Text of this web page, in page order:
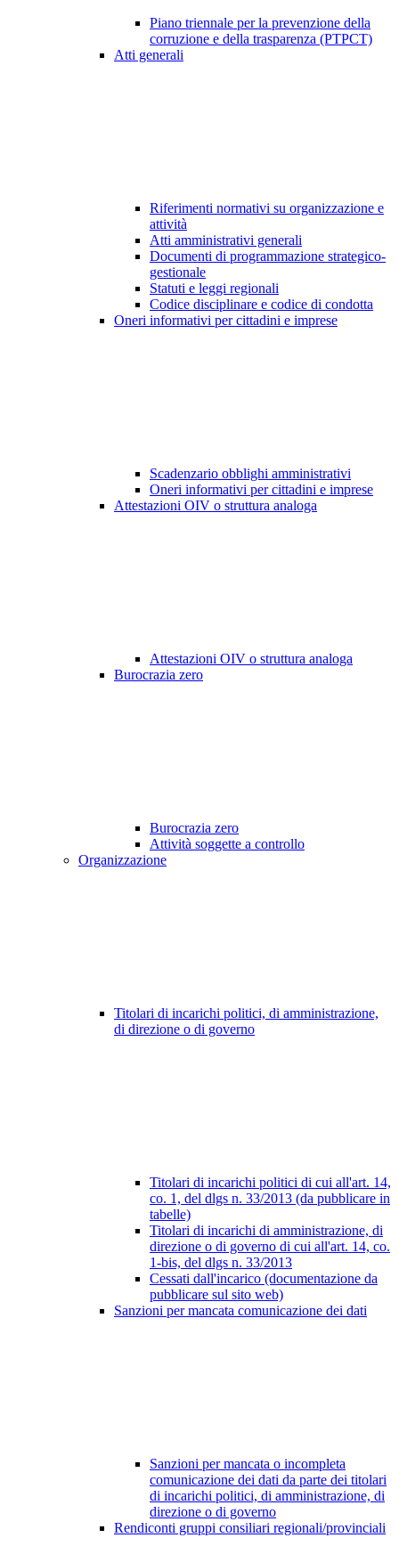
Piano triennale per la prevenzione della
corruzione e della trasparenza (PTPCT)
Atti generali
Riferimenti normativi su organizzazione e
attività
Atti amministrativi generali
Documenti di programmazione strategico-
gestionale
Statuti e leggi regionali
Codice disciplinare e codice di condotta
Oneri informativi per cittadini e imprese
Scadenzario obblighi amministrativi
Oneri informativi per cittadini e imprese
Attestazioni OIV o struttura analoga
Attestazioni OIV o struttura analoga
Burocrazia zero
Burocrazia zero
Attività soggette a controllo
Organizzazione
Titolari di incarichi politici, di amministrazione,
di direzione o di governo
Titolari di incarichi politici di cui all'art. 14,
co. 1, del dlgs n. 33/2013 (da pubblicare in
tabelle)
Titolari di incarichi di amministrazione, di
direzione o di governo di cui all'art. 14, co.
1-bis, del dlgs n. 33/2013
Cessati dall'incarico (documentazione da
pubblicare sul sito web)
Sanzioni per mancata comunicazione dei dati
Sanzioni per mancata o incompleta
comunicazione dei dati da parte dei titolari
di incarichi politici, di amministrazione, di
direzione o di governo
Rendiconti gruppi consiliari regionali/provinciali